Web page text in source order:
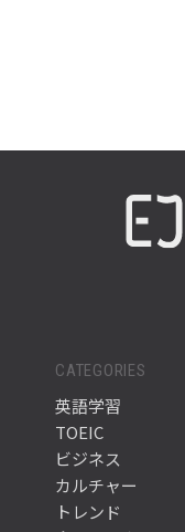
CATEGORIES
英語学習
TOEIC
ビジネス
カルチャー
トレンド